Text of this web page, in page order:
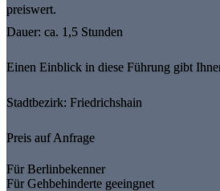
preiswert.
Dauer: ca. 1,5 Stunden
Einen Einblick in diese Führung gibt
Stadtbezirk: Friedrichshain
Preis auf Anfrage
Für Berlinbekenner
Für Gehbehinderte geeingnet